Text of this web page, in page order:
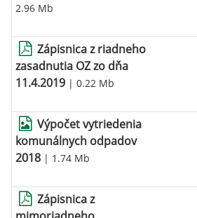
2.96 Mb
Zápisnica z riadneho
zasadnutia OZ zo dňa
11.4.2019 | 0.22 Mb
Výpočet vytriedenia
komunálnych odpadov
2018 | 1.74 Mb
Zápisnica z